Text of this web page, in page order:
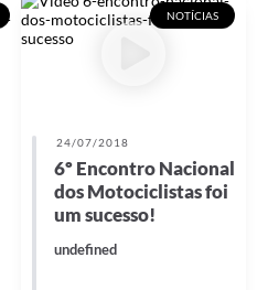
NOTÍCIAS
24/07/2018
6º Encontro Nacional
dos Motociclistas foi
um sucesso!
undefined